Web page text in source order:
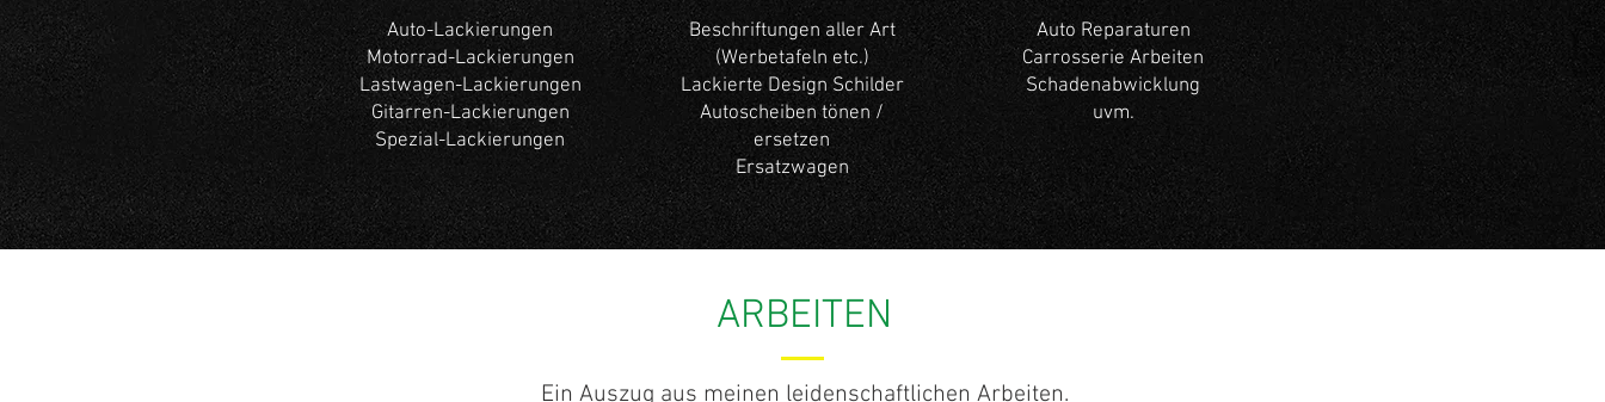
Auto-Lackierungen
Motorrad-Lackierungen
Lastwagen-Lackierungen
Gitarren-Lackierungen
Spezial-Lackierungen
Beschriftungen aller Art
(Werbetafeln etc.)
Lackierte Design Schilder
Autoscheiben tönen /
ersetzen
Ersatzwagen
Auto Reparaturen
Carrosserie Arbeiten
Schadenabwicklung
uvm.
ARBEITEN
Ein Auszug aus meinen leidenschaftlichen Arbeiten.